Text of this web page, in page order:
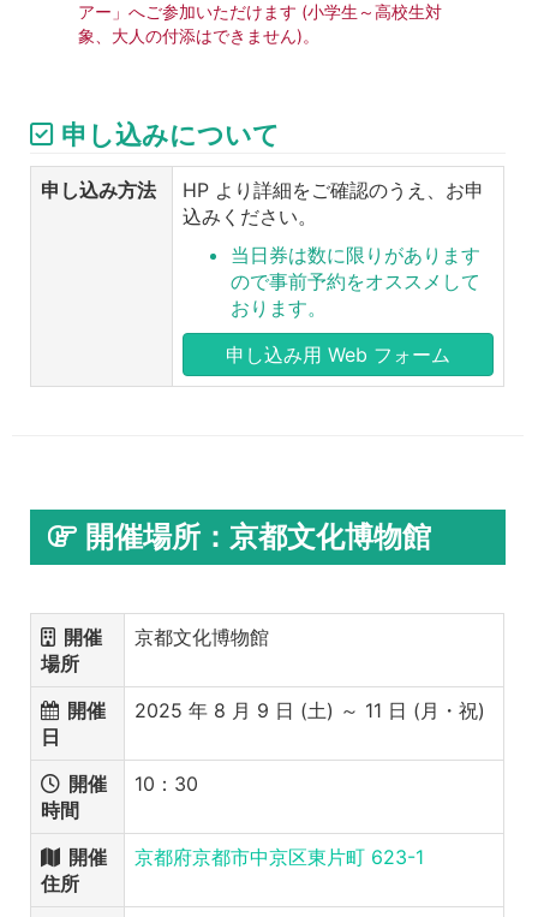
アー」へご参加いただけます (小学生～高校生対
象、大人の付添はできません)。
申し込みについて
申し込み方法
HP より詳細をご確認のうえ、お申
込みください。
当日券は数に限りがあります
ので事前予約をオススメして
おります。
申し込み用 Web フォーム
開催場所：京都文化博物館
開催
場所
京都文化博物館
開催
日
2025 年 8 月 9 日 (土) ～ 11 日 (月・祝)
開催
時間
10：30
開催
住所
京都府京都市中京区東片町 623-1